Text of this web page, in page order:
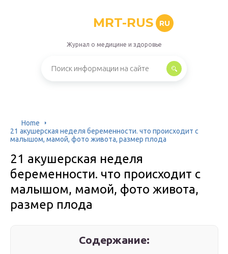
MRT-RUS RU
Журнал о медицине и здоровье
Home
21 акушерская неделя беременности. что происходит с
малышом, мамой, фото живота, размер плода
21 акушерская неделя
беременности. что происходит с
малышом, мамой, фото живота,
размер плода
Содержание: